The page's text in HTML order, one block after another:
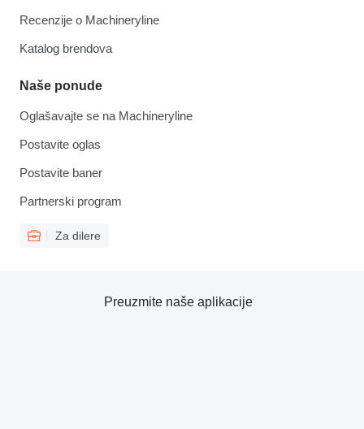
Recenzije o Machineryline
Katalog brendova
Naše ponude
Oglašavajte se na Machineryline
Postavite oglas
Postavite baner
Partnerski program
Za dilere
Preuzmite naše aplikacije